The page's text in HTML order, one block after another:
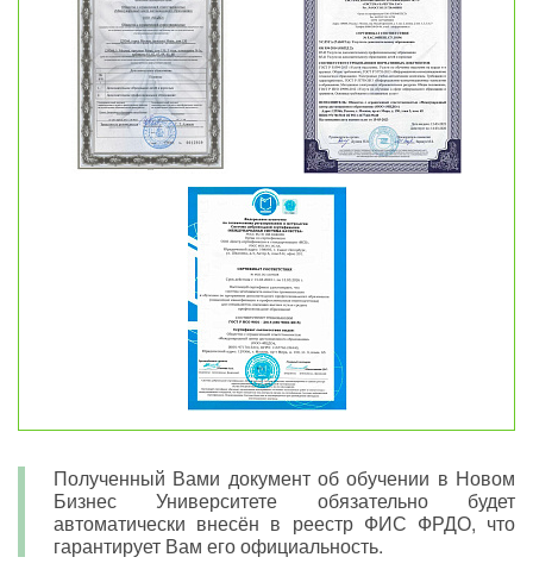
Полученный Вами документ об обучении в Новом
Бизнес Университете обязательно будет
автоматически внесён в реестр ФИС ФРДО, что
гарантирует Вам его официальность.